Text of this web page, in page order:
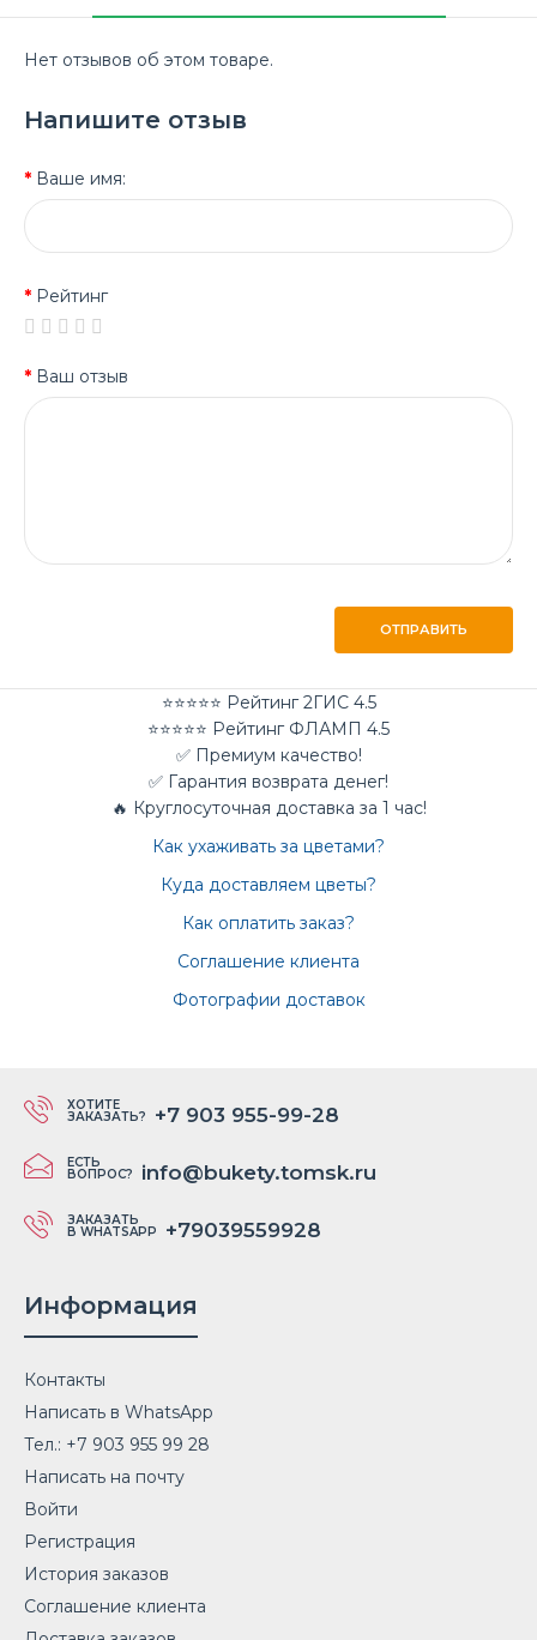
Нет отзывов об этом товаре.
Напишите отзыв
Ваше имя:
Рейтинг
Ваш отзыв
ОТПРАВИТЬ
⭐⭐⭐⭐⭐ Рейтинг 2ГИС 4.5
⭐⭐⭐⭐⭐ Рейтинг ФЛАМП 4.5
✅ Премиум качество!
✅ Гарантия возврата денег!
🔥 Круглосуточная доставка за 1 час!
Как ухаживать за цветами?
Куда доставляем цветы?
Как оплатить заказ?
Соглашение клиента
Фотографии доставок
ХОТИТЕ
ЗАКАЗАТЬ? +7 903 955-99-28
ЕСТЬ
ВОПРОС? info@bukety.tomsk.ru
ЗАКАЗАТЬ
В WHATSAPP +79039559928
Информация
Контакты
Написать в WhatsApp
Тел.: +7 903 955 99 28
Написать на почту
Войти
Регистрация
История заказов
Соглашение клиента